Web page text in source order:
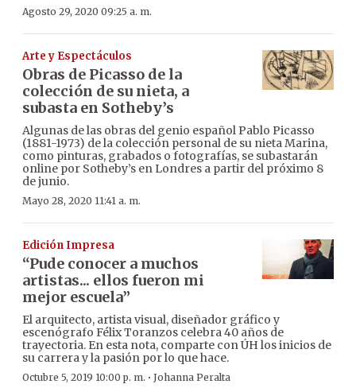
Agosto 29, 2020 09:25 a. m.
Arte y Espectáculos
Obras de Picasso de la
colección de su nieta, a
subasta en Sotheby’s
Algunas de las obras del genio español Pablo Picasso
(1881-1973) de la colección personal de su nieta Marina,
como pinturas, grabados o fotografías, se subastarán
online por Sotheby’s en Londres a partir del próximo 8
de junio.
Mayo 28, 2020 11:41 a. m.
Edición Impresa
“Pude conocer a muchos
artistas... ellos fueron mi
mejor escuela”
El arquitecto, artista visual, diseñador gráfico y
escenógrafo Félix Toranzos celebra 40 años de
trayectoria. En esta nota, comparte con ÚH los inicios de
su carrera y la pasión por lo que hace.
Octubre 5, 2019 10:00 p. m. · Johanna Peralta